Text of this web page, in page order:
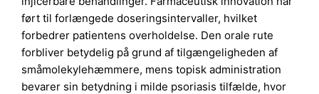
ført til forlængede doseringsintervaller, hvilket
forbedrer patientens overholdelse. Den orale rute
forbliver betydelig på grund af tilgængeligheden af
småmolekylehæmmere, mens topisk administration
bevarer sin betydning i milde psoriasis tilfælde, hvor